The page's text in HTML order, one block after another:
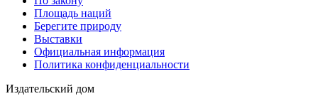
Площадь наций
Берегите природу
Выставки
Официальная информация
Политика конфиденциальности
Издательский дом